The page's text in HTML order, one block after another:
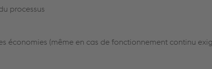
processus
économies (même en cas de fonctionnement continu